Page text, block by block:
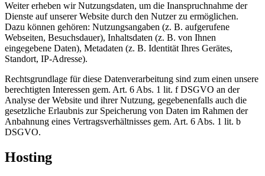
Weiter erheben wir Nutzungsdaten, um die Inanspruchnahme der
Dienste auf unserer Website durch den Nutzer zu ermöglichen.
Dazu können gehören: Nutzungsangaben (z. B. aufgerufene
Webseiten, Besuchsdauer), Inhaltsdaten (z. B. von Ihnen
eingegebene Daten), Metadaten (z. B. Identität Ihres Gerätes,
Standort, IP-Adresse).
Rechtsgrundlage für diese Datenverarbeitung sind zum einen unsere
berechtigten Interessen gem. Art. 6 Abs. 1 lit. f DSGVO an der
Analyse der Website und ihrer Nutzung, gegebenenfalls auch die
gesetzliche Erlaubnis zur Speicherung von Daten im Rahmen der
Anbahnung eines Vertragsverhältnisses gem. Art. 6 Abs. 1 lit. b
DSGVO.
Hosting